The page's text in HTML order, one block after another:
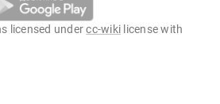
licensed undercc-wiki license with